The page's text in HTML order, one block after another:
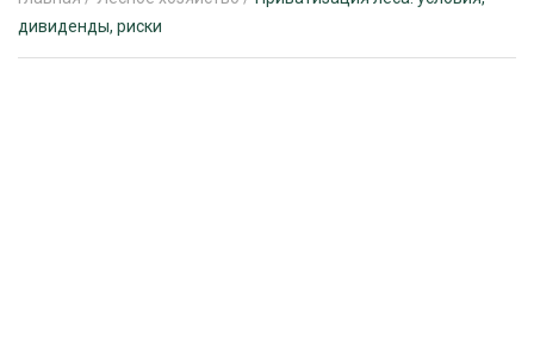
дивиденды, риски